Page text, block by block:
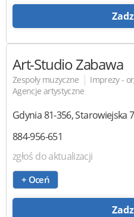
Art-Studio Zabawa
Zespoły muzyczne | Imprezy -
Agencje artystyczne
Gdynia81-356,Starowiejska 7
884-956-651
zgłoś do aktualizacji
+ Oceń